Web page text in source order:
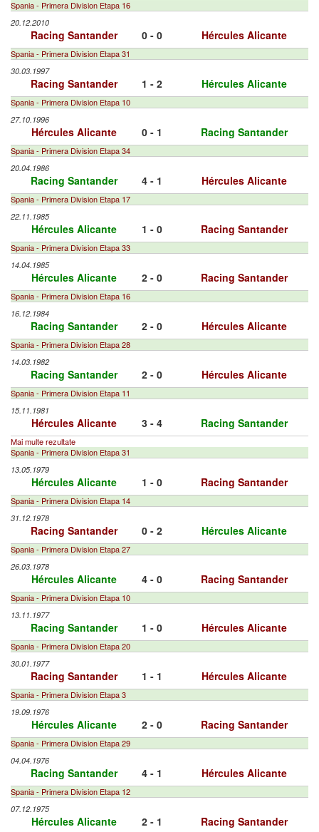
Spania - Primera Division Etapa 16
20.12.2010
Racing Santander 0 - 0 Hércules Alicante
Spania - Primera Division Etapa 31
30.03.1997
Racing Santander 1 - 2 Hércules Alicante
Spania - Primera Division Etapa 10
27.10.1996
Hércules Alicante 0 - 1 Racing Santander
Spania - Primera Division Etapa 34
20.04.1986
Racing Santander 4 - 1 Hércules Alicante
Spania - Primera Division Etapa 17
22.11.1985
Hércules Alicante 1 - 0 Racing Santander
Spania - Primera Division Etapa 33
14.04.1985
Hércules Alicante 2 - 0 Racing Santander
Spania - Primera Division Etapa 16
16.12.1984
Racing Santander 2 - 0 Hércules Alicante
Spania - Primera Division Etapa 28
14.03.1982
Racing Santander 2 - 0 Hércules Alicante
Spania - Primera Division Etapa 11
15.11.1981
Hércules Alicante 3 - 4 Racing Santander
Mai multe rezultate
Spania - Primera Division Etapa 31
13.05.1979
Hércules Alicante 1 - 0 Racing Santander
Spania - Primera Division Etapa 14
31.12.1978
Racing Santander 0 - 2 Hércules Alicante
Spania - Primera Division Etapa 27
26.03.1978
Hércules Alicante 4 - 0 Racing Santander
Spania - Primera Division Etapa 10
13.11.1977
Racing Santander 1 - 0 Hércules Alicante
Spania - Primera Division Etapa 20
30.01.1977
Racing Santander 1 - 1 Hércules Alicante
Spania - Primera Division Etapa 3
19.09.1976
Hércules Alicante 2 - 0 Racing Santander
Spania - Primera Division Etapa 29
04.04.1976
Racing Santander 4 - 1 Hércules Alicante
Spania - Primera Division Etapa 12
07.12.1975
Hércules Alicante 2 - 1 Racing Santander